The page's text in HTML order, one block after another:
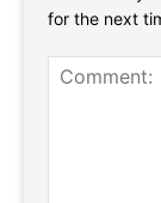
for the next